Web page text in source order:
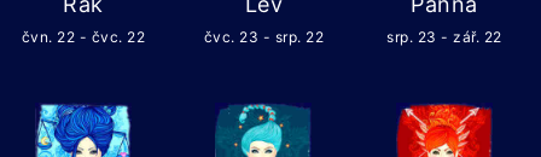
čvn. 22 - čvc. 22 čvc. 23 - srp. 22 srp. 23 - zář. 22